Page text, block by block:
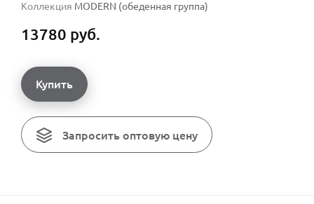
Коллекция MODERN (обеденная группа)
13780 руб.
Купить
Запросить оптовую цену